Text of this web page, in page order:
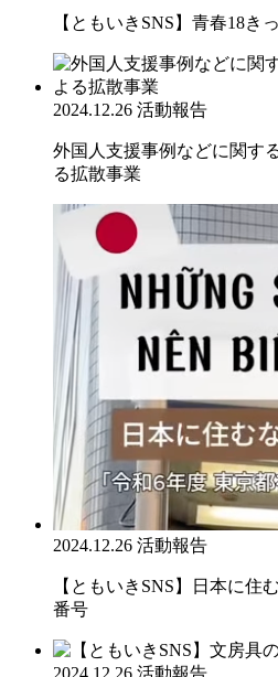
【ともいきSNS】青春18き
2024.12.26 活動報告
外国人支援事例などに関す
る拡散事業
2024.12.26 活動報告
【ともいきSNS】日本に住
番号
2024.12.26 活動報告